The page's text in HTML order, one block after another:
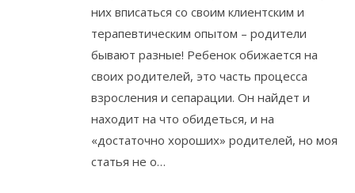
них вписаться со своим клиентским и
терапевтическим опытом – родители
бывают разные! Ребенок обижается на
своих родителей, это часть процесса
взросления и сепарации. Он найдет и
находит на что обидеться, и на
«достаточно хороших» родителей, но моя
статья не о…